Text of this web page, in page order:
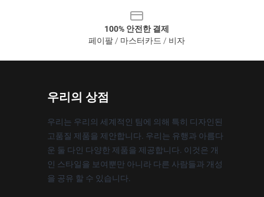
100% 안전한 결제
페이팔 / 마스터카드 / 비자
우리의 상점
우리는 우리의 세계적인 팀에 의해 특히 디자인된
고품질 제품을 제안합니다. 우리는 유행과 아름다
운 둘 다인 다양한 제품을 제공합니다. 이것은 개
인 스타일을 보여뿐만 아니라 다른 사람들과 개성
을 공유 할 수 있습니다.